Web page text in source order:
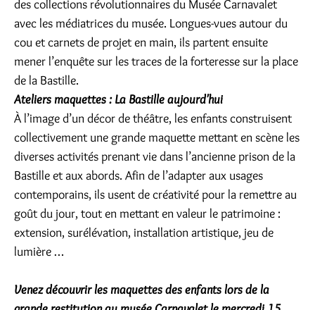
des collections révolutionnaires du Musée Carnavalet
avec les médiatrices du musée. Longues-vues autour du
cou et carnets de projet en main, ils partent ensuite
mener l’enquête sur les traces de la forteresse sur la place
de la Bastille.
Ateliers maquettes : La Bastille aujourd'hui
À l’image d’un décor de théâtre, les enfants construisent
collectivement une grande maquette mettant en scène les
diverses activités prenant vie dans l’ancienne prison de la
Bastille et aux abords. Afin de l’adapter aux usages
contemporains, ils usent de créativité pour la remettre au
goût du jour, tout en mettant en valeur le patrimoine :
extension, surélévation, installation artistique, jeu de
lumière …
Venez découvrir les maquettes des enfants lors de la